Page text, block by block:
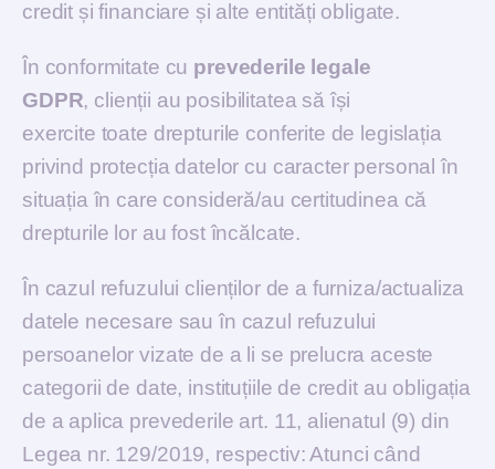
credit și financiare și alte entități obligate.
În conformitate cu prevederile legale
GDPR, clienții au posibilitatea să își
exercite toate drepturile conferite de legislația
privind protecția datelor cu caracter personal în
situația în care consideră/au certitudinea că
drepturile lor au fost încălcate.
În cazul refuzului clienților de a furniza/actualiza
datele necesare sau în cazul refuzului
persoanelor vizate de a li se prelucra aceste
categorii de date, instituțiile de credit au obligația
de a aplica prevederile art. 11, alienatul (9) din
Legea nr. 129/2019, respectiv: Atunci când